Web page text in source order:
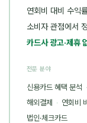
연회비 대비 수익
소비자 관점에서
카드사 광고·제휴
전문 분야
신용카드 혜택 분석 ·
해외결제 · 연회비
법인·체크카드